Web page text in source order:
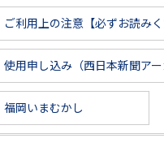
ご利用上の注意【必ずお読みく
使用申し込み（西日本新聞アー
福岡いまむかし